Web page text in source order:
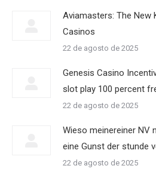
Aviamasters: The New
Casinos
22 de agosto de 2025
Genesis Casino
slot play 100 percent
22 de agosto de 2025
Wieso meinereiner NV
eine Gunst der stunde
22 de agosto de 2025